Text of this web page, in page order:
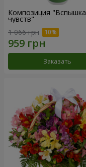
Композиция "Вспышка
чувств"
1 066 грн
Заказать